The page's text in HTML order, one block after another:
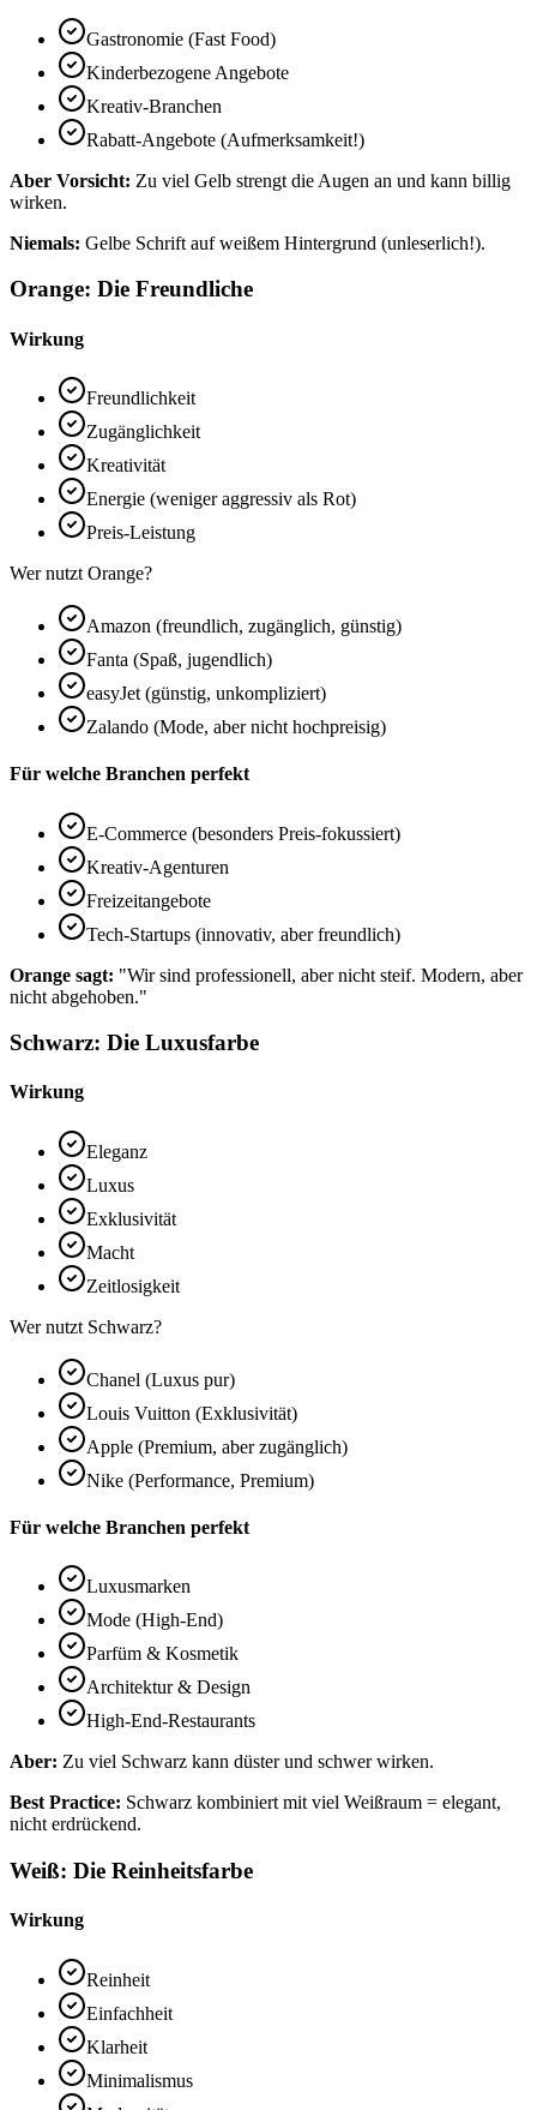
Gastronomie (Fast Food)
Kinderbezogene Angebote
Kreativ-Branchen
Rabatt-Angebote (Aufmerksamkeit!)
Aber Vorsicht: Zu viel Gelb strengt die Augen an und kann billig
wirken.
Niemals: Gelbe Schrift auf weißem Hintergrund (unleserlich!).
Orange: Die Freundliche
Wirkung
Freundlichkeit
Zugänglichkeit
Kreativität
Energie (weniger aggressiv als Rot)
Preis-Leistung
Wer nutzt Orange?
Amazon (freundlich, zugänglich, günstig)
Fanta (Spaß, jugendlich)
easyJet (günstig, unkompliziert)
Zalando (Mode, aber nicht hochpreisig)
Für welche Branchen perfekt
E-Commerce (besonders Preis-fokussiert)
Kreativ-Agenturen
Freizeitangebote
Tech-Startups (innovativ, aber freundlich)
Orange sagt: "Wir sind professionell, aber nicht steif. Modern, aber
nicht abgehoben."
Schwarz: Die Luxusfarbe
Wirkung
Eleganz
Luxus
Exklusivität
Macht
Zeitlosigkeit
Wer nutzt Schwarz?
Chanel (Luxus pur)
Louis Vuitton (Exklusivität)
Apple (Premium, aber zugänglich)
Nike (Performance, Premium)
Für welche Branchen perfekt
Luxusmarken
Mode (High-End)
Parfüm & Kosmetik
Architektur & Design
High-End-Restaurants
Aber: Zu viel Schwarz kann düster und schwer wirken.
Best Practice: Schwarz kombiniert mit viel Weißraum = elegant,
nicht erdrückend.
Weiß: Die Reinheitsfarbe
Wirkung
Reinheit
Einfachheit
Klarheit
Minimalismus